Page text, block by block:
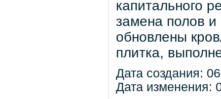
капитального
замена полов
обновлены
плитка,
Дата создания:
Дата изменения: